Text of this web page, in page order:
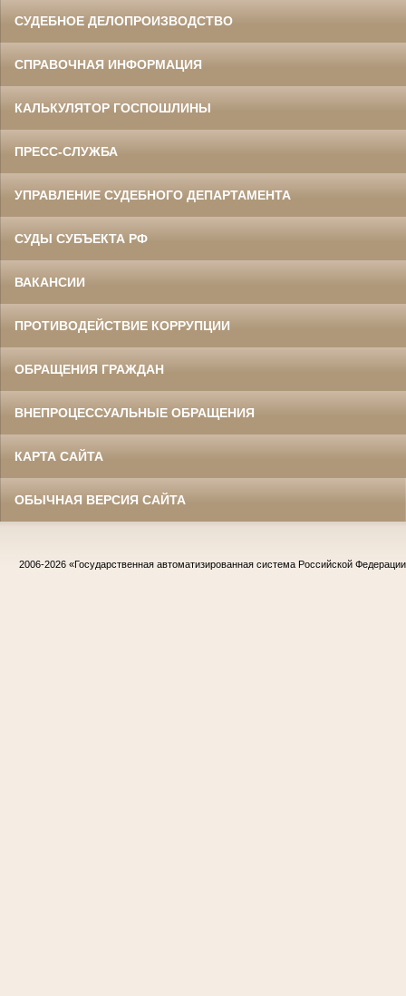
СУДЕБНОЕ ДЕЛОПРОИЗВОДСТВО
СПРАВОЧНАЯ ИНФОРМАЦИЯ
КАЛЬКУЛЯТОР ГОСПОШЛИНЫ
ПРЕСС-СЛУЖБА
УПРАВЛЕНИЕ СУДЕБНОГО ДЕПАРТАМЕНТА
СУДЫ СУБЪЕКТА РФ
ВАКАНСИИ
ПРОТИВОДЕЙСТВИЕ КОРРУПЦИИ
ОБРАЩЕНИЯ ГРАЖДАН
ВНЕПРОЦЕССУАЛЬНЫЕ ОБРАЩЕНИЯ
КАРТА САЙТА
ОБЫЧНАЯ ВЕРСИЯ САЙТА
2006-2026 «Государственная автоматизированная система Российской